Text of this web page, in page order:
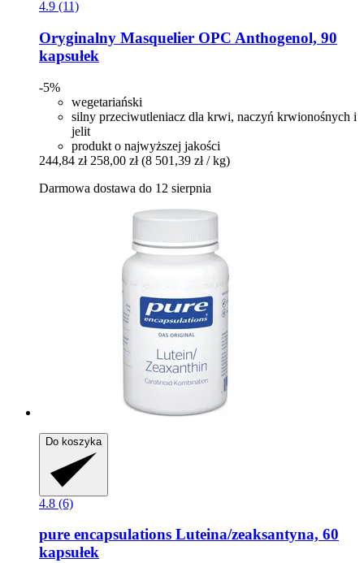
4.9 (11)
Oryginalny Masquelier OPC Anthogenol, 90
kapsułek
-5%
wegetariański
silny przeciwutleniacz dla krwi, naczyń krwionośnych i
jelit
produkt o najwyższej jakości
244,84 zł 258,00 zł (8 501,39 zł / kg)
Darmowa dostawa do 12 sierpnia
Do koszyka
4.8 (6)
pure encapsulations Luteina/zeaksantyna, 60
kapsułek